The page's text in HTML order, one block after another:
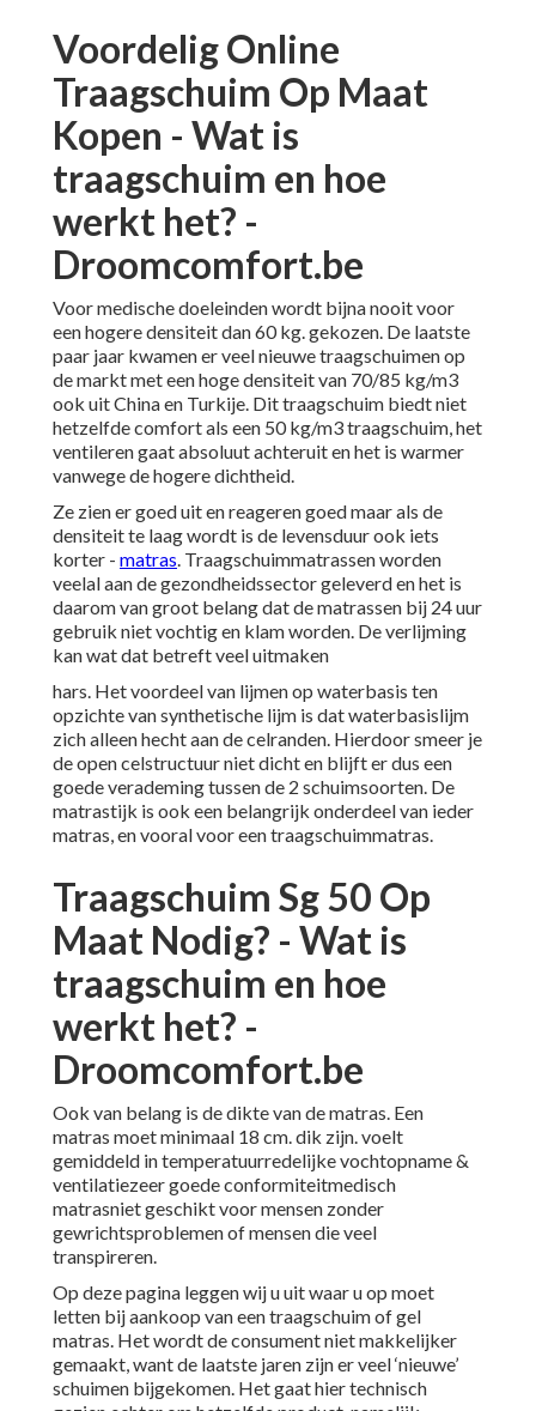
Voordelig Online
Traagschuim Op Maat
Kopen - Wat is
traagschuim en hoe
werkt het? -
Droomcomfort.be
Voor medische doeleinden wordt bijna nooit voor
een hogere densiteit dan 60 kg. gekozen. De laatste
paar jaar kwamen er veel nieuwe traagschuimen op
de markt met een hoge densiteit van 70/85 kg/m3
ook uit China en Turkije. Dit traagschuim biedt niet
hetzelfde comfort als een 50 kg/m3 traagschuim, het
ventileren gaat absoluut achteruit en het is warmer
vanwege de hogere dichtheid.
Ze zien er goed uit en reageren goed maar als de
densiteit te laag wordt is de levensduur ook iets
korter - matras. Traagschuimmatrassen worden
veelal aan de gezondheidssector geleverd en het is
daarom van groot belang dat de matrassen bij 24 uur
gebruik niet vochtig en klam worden. De verlijming
kan wat dat betreft veel uitmaken
hars. Het voordeel van lijmen op waterbasis ten
opzichte van synthetische lijm is dat waterbasislijm
zich alleen hecht aan de celranden. Hierdoor smeer je
de open celstructuur niet dicht en blijft er dus een
goede verademing tussen de 2 schuimsoorten. De
matrastijk is ook een belangrijk onderdeel van ieder
matras, en vooral voor een traagschuimmatras.
Traagschuim Sg 50 Op
Maat Nodig? - Wat is
traagschuim en hoe
werkt het? -
Droomcomfort.be
Ook van belang is de dikte van de matras. Een
matras moet minimaal 18 cm. dik zijn. voelt
gemiddeld in temperatuurredelijke vochtopname &
ventilatiezeer goede conformiteitmedisch
matrasniet geschikt voor mensen zonder
gewrichtsproblemen of mensen die veel
transpireren.
Op deze pagina leggen wij u uit waar u op moet
letten bij aankoop van een traagschuim of gel
matras. Het wordt de consument niet makkelijker
gemaakt, want de laatste jaren zijn er veel ‘nieuwe’
schuimen bijgekomen. Het gaat hier technisch